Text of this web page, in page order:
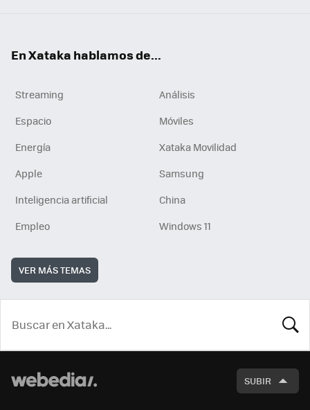
En Xataka hablamos de...
Streaming
Análisis
Espacio
Móviles
Energía
Xataka Movilidad
Apple
Samsung
Inteligencia artificial
China
Empleo
Windows 11
VER MÁS TEMAS
SUBIR